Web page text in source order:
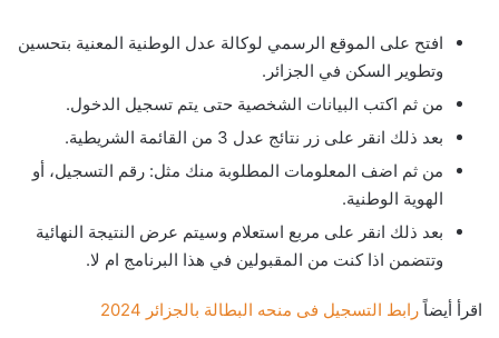
افتح على الموقع الرسمي لوكالة عدل الوطنية المعنية بتحسين
وتطوير السكن في الجزائر.
من ثم اكتب البيانات الشخصية حتى يتم تسجيل الدخول.
بعد ذلك انقر على زر نتائج عدل 3 من القائمة الشريطية.
من ثم اضف المعلومات المطلوبة منك مثل: رقم التسجيل، أو
الهوية الوطنية.
بعد ذلك انقر على مربع استعلام وسيتم عرض النتيجة النهائية
وتتضمن اذا كنت من المقبولين في هذا البرنامج ام لا.
اقرأ أيضاًرابط التسجيل فى منحه البطالة بالجزائر 2024